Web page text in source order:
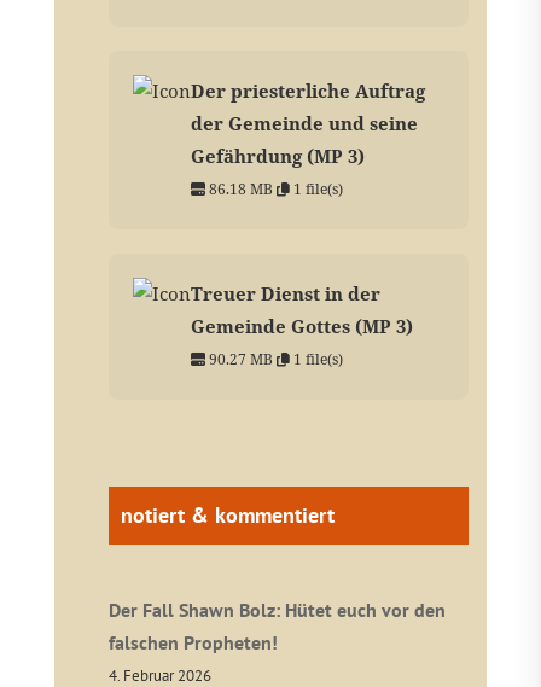
Der priesterliche Auftrag
der Gemeinde und seine
Gefährdung (MP 3)
86.18 MB 1 file(s)
Treuer Dienst in der
Gemeinde Gottes (MP 3)
90.27 MB 1 file(s)
notiert & kommentiert
Der Fall Shawn Bolz: Hütet euch vor den
falschen Propheten!
4. Februar 2026